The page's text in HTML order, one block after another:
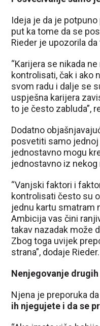
Ideja je da je
put ka tome da se
Rieder je upozorila
“Karijera se nikada
kontrolisati, čak i ako
svom radu i dalje se
uspješna karijera
to je često zabluda”,
Dodatno
posvetiti samo jednoj
jednostavno mogu
jednostavno iz
“Vanjski faktori i
kontrolisati često su
jednu kartu smatram
Ambicija vas čini
takav nazadak može
Zbog toga uvijek
strana”, dodaje Rieder.
Nenjegovanje
Njena je preporuka da
ih njegujete i da se